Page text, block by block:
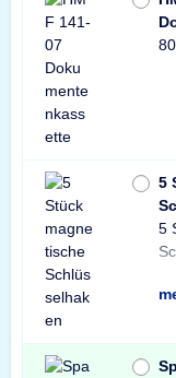
5
5